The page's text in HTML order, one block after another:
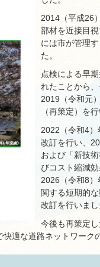
2014（平成26
部材を近接目
には市が管理
た。
点検による早
れたことから
2019（令和元
（再策定）を
2022（令和4）
改訂を行い、
および「新技
びコスト縮減
2026（令和8）
関する短期的
改訂を行いま
今後も再策定
適な道路ネットワーク